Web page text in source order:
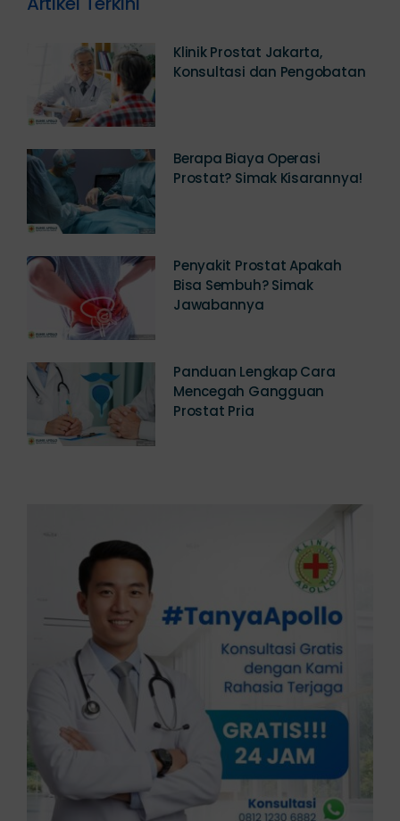
Klinik Prostat Jakarta,
Berapa Biaya Operasi
Penyakit Prostat Apakah
Bisa Sembuh? Simak
Panduan Lengkap Cara
Mencegah Gangguan